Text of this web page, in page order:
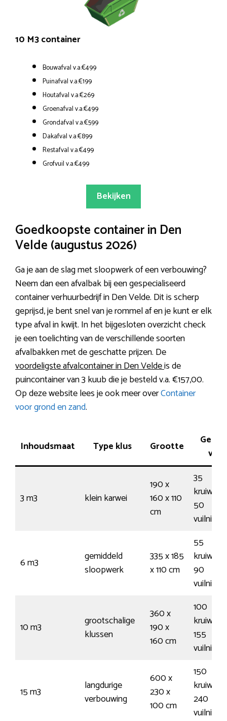
10 M3 container
Bouwafval v.a.€499
Puinafval v.a.€199
Houtafval v.a.€269
Groenafval v.a.€499
Grondafval v.a.€599
Dakafval v.a.€899
Restafval v.a.€499
Grofvuil v.a.€499
Bekijken
Goedkoopste container in Den
Velde (augustus 2026)
Ga je aan de slag met sloopwerk of een verbouwing?
Neem dan een afvalbak bij een gespecialiseerd
container verhuurbedrijf in Den Velde. Dit is scherp
geprijsd, je bent snel van je rommel af en je kunt er elk
type afval in kwijt. In het bijgesloten overzicht check
je een toelichting van de verschillende soorten
afvalbakken met de geschatte prijzen. De
voordeligste afvalcontainer in Den Veldeis de
puincontainer van 3 kuub die je besteld v.a. €157,00.
Op deze website lees je ook meer overContainer
voor grond en zand.
Inhoudsmaat Type klus Grootte
voor
3 m3 klein karwei
190 x
160 x 110
cm
35
50
6 m3
gemiddeld
sloopwerk
335 x 185
x 110 cm
55
90
10 m3
grootschalige
klussen
360 x
190 x
160 cm
100
155
15 m3
langdurige
verbouwing
600 x
230 x
100 cm
150
240